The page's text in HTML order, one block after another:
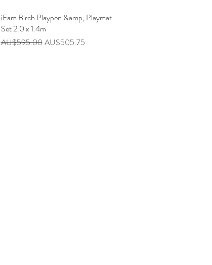
快速瀏覽
iFam Birch Playpen &amp; Playmat
Set 2.0 x 1.4m
一般價格
AU$595.00促銷價格
AU$505.75